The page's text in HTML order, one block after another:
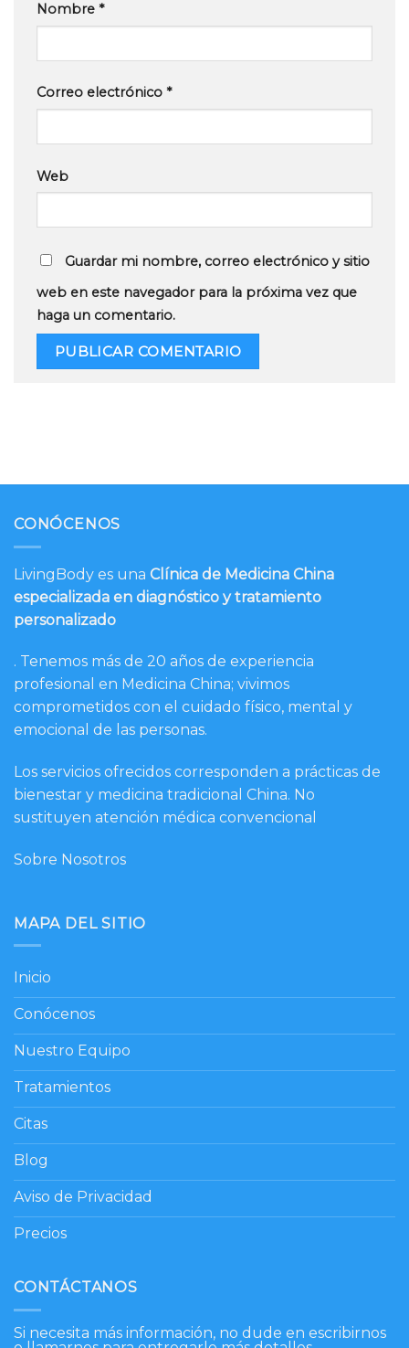
Nombre *
Correo electrónico *
Web
Guardar mi nombre, correo electrónico y sitio
web en este navegador para la próxima vez que
haga un comentario.
CONÓCENOS
LivingBody es una Clínica de Medicina China
especializada en diagnóstico y tratamiento
personalizado
. Tenemos más de 20 años de experiencia
profesional en Medicina China; vivimos
comprometidos con el cuidado físico, mental y
emocional de las personas.
Los servicios ofrecidos corresponden a prácticas de
bienestar y medicina tradicional China. No
sustituyen atención médica convencional
Sobre Nosotros
MAPA DEL SITIO
Inicio
Conócenos
Nuestro Equipo
Tratamientos
Citas
Blog
Aviso de Privacidad
Precios
CONTÁCTANOS
Si necesita más información, no dude en escribirnos